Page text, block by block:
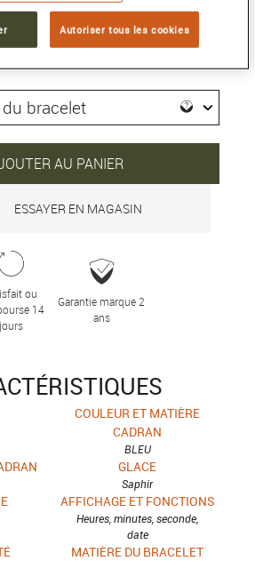
de livraison : 5 jour(s)
AU PANIER
ESSAYER EN MAGASIN
ou
14
jours
Garantie marque 2
ans
COULEUR ET MATIÈRE
CADRAN
BLEU
GLACE
Saphir
AFFICHAGE ET FONCTIONS
Heures, minutes, seconde,
date
MATIÈRE DU BRACELET
Autoriser tous les cookies